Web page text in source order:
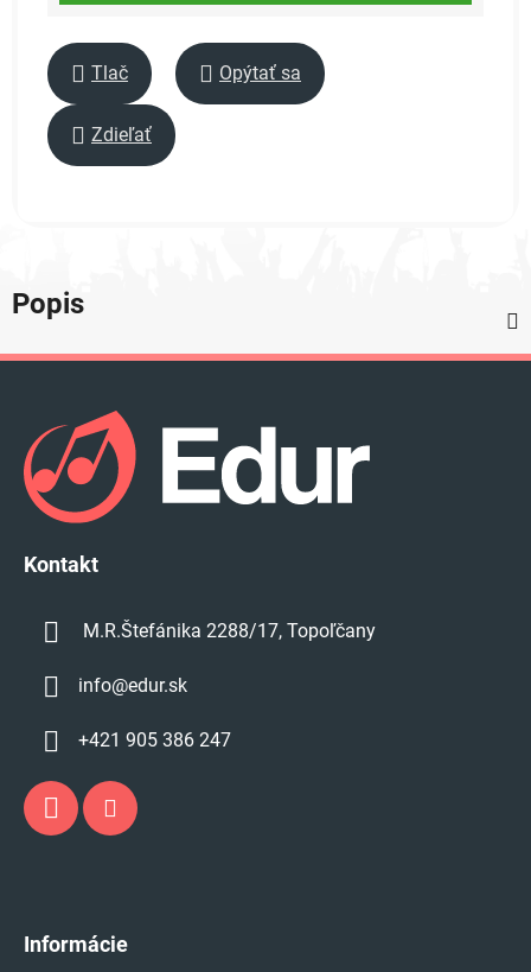
Tlač Opýtať sa
Zdieľať
Popis
Kontakt
M.R.Štefánika 2288/17, Topoľčany
info@edur.sk
+421 905 386 247
Informácie